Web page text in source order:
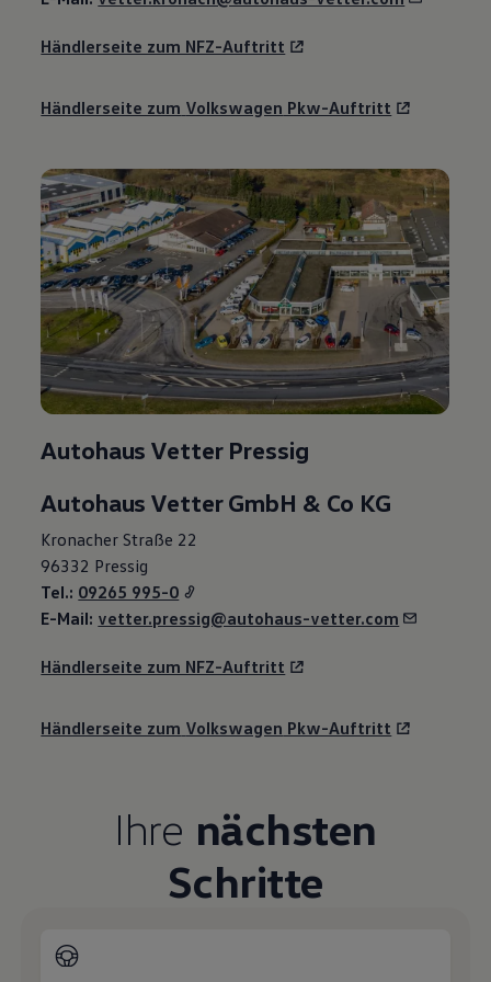
Händlerseite zum NFZ-Auftritt
Händlerseite zum Volkswagen Pkw-Auftritt
Autohaus Vetter Pressig
Autohaus Vetter GmbH & Co KG
Kronacher Straße 22
96332 Pressig
Tel.: 09265 995-0
E-Mail: vetter.pressig@autohaus-vetter.com
Händlerseite zum NFZ-Auftritt
Händlerseite zum Volkswagen Pkw-Auftritt
Ihre nächsten
Schritte